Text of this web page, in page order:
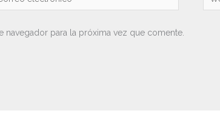
para la próxima vez que comente.